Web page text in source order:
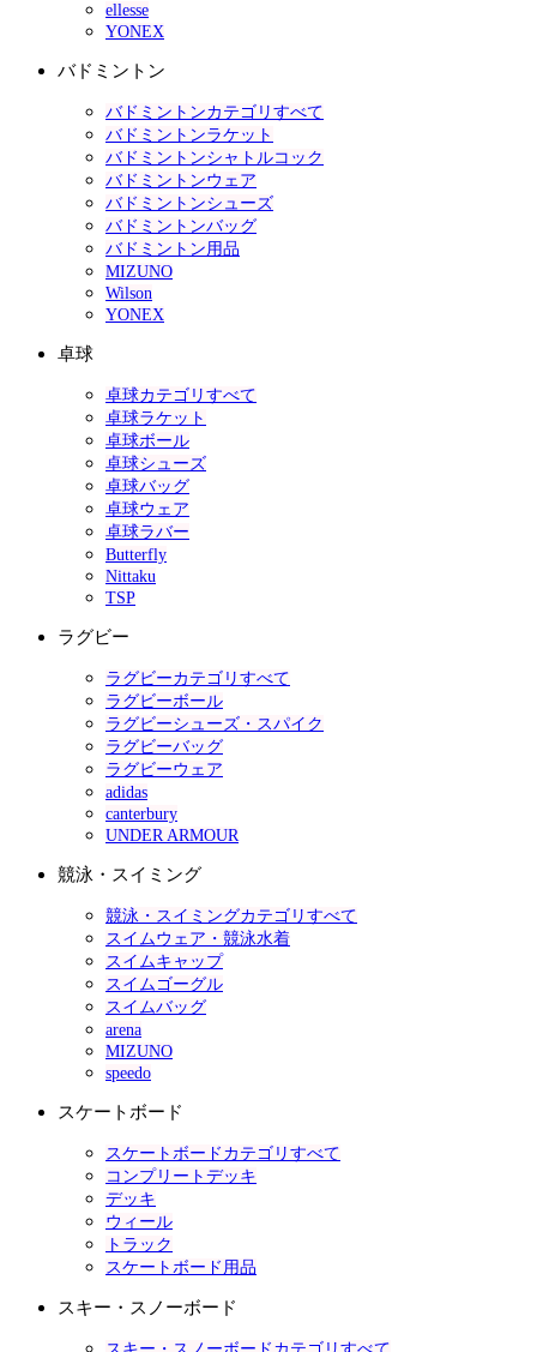
ellesse
YONEX
バドミントン
バドミントンカテゴリすべて
バドミントンラケット
バドミントンシャトルコック
バドミントンウェア
バドミントンシューズ
バドミントンバッグ
バドミントン用品
MIZUNO
Wilson
YONEX
卓球
卓球カテゴリすべて
卓球ラケット
卓球ボール
卓球シューズ
卓球バッグ
卓球ウェア
卓球ラバー
Butterfly
Nittaku
TSP
ラグビー
ラグビーカテゴリすべて
ラグビーボール
ラグビーシューズ・スパイク
ラグビーバッグ
ラグビーウェア
adidas
canterbury
UNDER ARMOUR
競泳・スイミング
競泳・スイミングカテゴリすべて
スイムウェア・競泳水着
スイムキャップ
スイムゴーグル
スイムバッグ
arena
MIZUNO
speedo
スケートボード
スケートボードカテゴリすべて
コンプリートデッキ
デッキ
ウィール
トラック
スケートボード用品
スキー・スノーボード